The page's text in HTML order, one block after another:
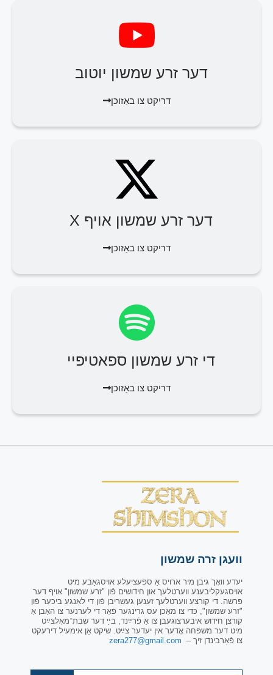
דער זרע שמשון יוטוב
דריקט צו באַזוכן
דער זרע שמשון אויף X
דריקט צו באַזוכן
די זרע שמשון ספאטיפיי
דריקט צו באַזוכן
וועגן זרה שמשון
יעדע וואָך גיבן מיר ארויס אַ ספּעציעלע אויסגאַבע מיט
אויסגעקליבענע ווערטלעך און חידושים פֿון "זרע שמשון" אויף דער
פּרשה. די קורצע ווערטלעך זענען געשריבן פֿון די לאַנגע ביכער פֿון
"זרע שמשון", כּדי צו מאַכן עס גרינגער פֿאַר די לערנער צו האָבן אַ
קורצן חידוש איבערצוגעבן צו אַ פֿרײַנד, בײַ דער שבת־מאָלצײַט
מיט דער משפּחה אָדער אין יעדער צײַט. שיקט אַן אימעיל דירעקט
צו פֿאַרבינדן זיך – zera277@gmail.com